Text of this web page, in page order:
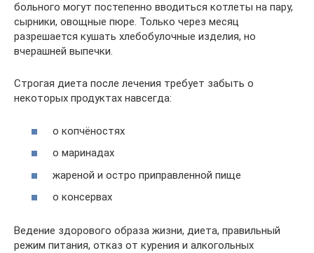
больного могут постепенно вводиться котлеты на пару,
сырники, овощные пюре. Только через месяц
разрешается кушать хлебобулочные изделия, но
вчерашней выпечки.
Строгая диета после лечения требует забыть о
некоторых продуктах навсегда:
о копчёностях
о маринадах
жареной и остро приправленной пище
о консервах
Ведение здорового образа жизни, диета, правильный
режим питания, отказ от курения и алкогольных